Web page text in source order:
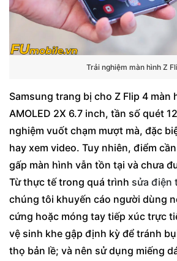
Trải nghiệm màn hình Z
Samsung trang bị cho Z Flip 4 màn
AMOLED 2X 6.7 inch, tần số quét
nghiệm vuốt chạm mượt mà, đặc
hay xem video. Tuy nhiên, điểm
gấp màn hình vẫn tồn tại và chưa
Từ thực tế trong quá trình sửa điện
chúng tôi khuyến cáo người dùng
cứng hoặc móng tay tiếp xúc trực
vệ sinh khe gập định kỳ để tránh
thọ bản lề; và nên sử dụng miếng